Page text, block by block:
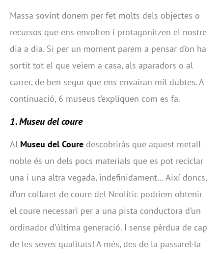
Massa sovint donem per fet molts dels objectes o
recursos que ens envolten i protagonitzen el nostre
dia a dia. Si per un moment parem a pensar d’on ha
sortit tot el que veiem a casa, als aparadors o al
carrer, de ben segur que ens envairan mil dubtes. A
continuació, 6 museus t’expliquen com es fa.
1. Museu del coure
Al Museu del Coure descobriràs que aquest metall
noble és un dels pocs materials que es pot reciclar
una i una altra vegada, indefinidament… Així doncs,
d’un collaret de coure del Neolític podríem obtenir
el coure necessari per a una pista conductora d’un
ordinador d’última generació. I sense pèrdua de cap
de les seves qualitats! A més, des de la passarel·la